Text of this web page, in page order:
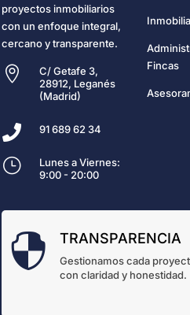
proyectos inmobiliarios
con un enfoque integral,
cercano y transparente.

C/ Getafe 3,
28912, Leganés
(Madrid)
 91 689 62 34
}
Lunes a Viernes:
9:00 - 20:00
Fincas
 TRANSPARENCIA
Gestionamos cada
con claridad y honestidad.